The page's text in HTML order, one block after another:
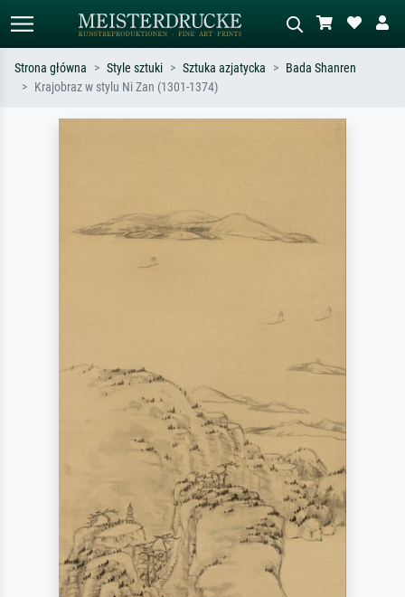
Strona główna Style sztuki Sztuka azjatycka
Bada Shanren
Krajobraz w stylu Ni Zan (1301-1374)